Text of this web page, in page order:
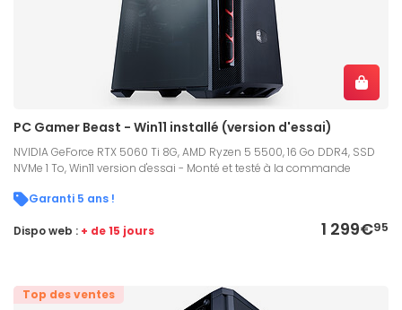
PC Gamer Beast - Win11 installé (version d'essai)
NVIDIA GeForce RTX 5060 Ti 8G, AMD Ryzen 5 5500, 16 Go DDR4, SSD
NVMe 1 To, Win11 version d'essai - Monté et testé à la commande
Garanti 5 ans !
1 299€95
Dispo web : + de 15 jours
Top des ventes